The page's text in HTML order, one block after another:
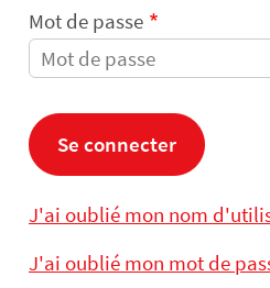
Mot de passe
Se connecter
J'ai oublié mon nom
J'ai oublié mon mot de